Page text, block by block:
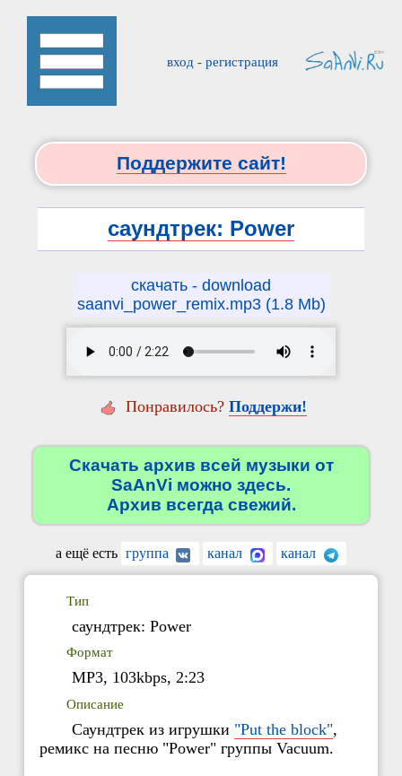
вход - регистрация
Поддержите сайт!
саундтрек: Power
скачать - download
saanvi_power_remix.mp3 (1.8 Mb)
Понравилось? Поддержи!
Скачать архив всей музыки от
SaAnVi можно здесь.
Архив всегда свежий.
а ещё есть группа канал канал
Тип
саундтрек: Power
Формат
MP3, 103kbps, 2:23
Описание
Саундтрек из игрушки "Put the block",
ремикс на песню "Power" группы Vacuum.